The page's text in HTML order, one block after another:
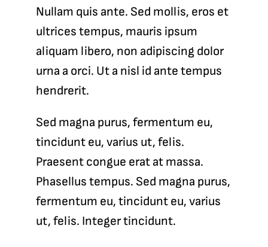
Nullam quis ante. Sed mollis, eros et
ultrices tempus, mauris ipsum
aliquam libero, non adipiscing dolor
urna a orci. Ut a nisl id ante tempus
hendrerit.
Sed magna purus, fermentum eu,
tincidunt eu, varius ut, felis.
Praesent congue erat at massa.
Phasellus tempus. Sed magna purus,
fermentum eu, tincidunt eu, varius
ut, felis. Integer tincidunt.